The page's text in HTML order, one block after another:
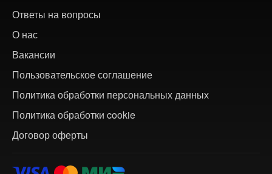
Ответы на вопросы
О нас
Вакансии
Пользовательское соглашение
Политика обработки персональных данных
Политика обработки cookie
Договор оферты